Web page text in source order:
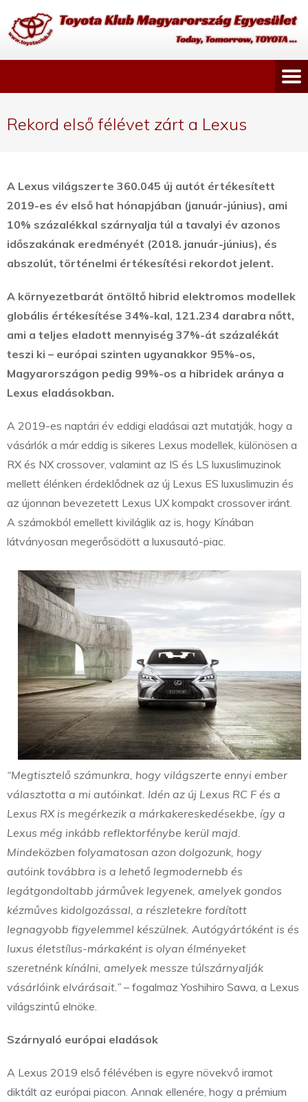
Rekord első félévet zárt a Lexus
A Lexus világszerte 360.045 új autót értékesített
2019-es év első hat hónapjában (január-június), ami
10% százalékkal szárnyalja túl a tavalyi év azonos
időszakának eredményét (2018. január-június), és
abszolút, történelmi értékesítési rekordot jelent.
A környezetbarát öntöltő hibrid elektromos modellek
globális értékesítése 34%-kal, 121.234 darabra nőtt,
ami a teljes eladott mennyiség 37%-át százalékát
teszi ki – európai szinten ugyanakkor 95%-os,
Magyarországon pedig 99%-os a hibridek aránya a
Lexus eladásokban.
A 2019-es naptári év eddigi eladásai azt mutatják, hogy a
vásárlók a már eddig is sikeres Lexus modellek, különösen a
RX és NX crossover, valamint az IS és LS luxuslimuzinok
mellett élénken érdeklődnek az új Lexus ES luxuslimuzin és
az újonnan bevezetett Lexus UX kompakt crossover iránt.
A számokból emellett kiviláglik az is, hogy Kínában
látványosan megerősödött a luxusautó-piac.
“Megtisztelő számunkra, hogy világszerte ennyi ember
választotta a mi autóinkat. Idén az új Lexus RC F és a
Lexus RX is megérkezik a márkakereskedésekbe, így a
Lexus még inkább reflektorfénybe kerül majd.
Mindeközben folyamatosan azon dolgozunk, hogy
autóink továbbra is a lehető legmodernebb és
legátgondoltabb járművek legyenek, amelyek gondos
kézműves kidolgozással, a részletekre fordított
legnagyobb figyelemmel készülnek. Autógyártóként is és
luxus életstílus-márkaként is olyan élményeket
szeretnénk kínálni, amelyek messze túlszárnyalják
vásárlóink elvárásait.” – fogalmaz Yoshihiro Sawa, a Lexus
világszintű elnöke.
Szárnyaló európai eladások
A Lexus 2019 első félévében is egyre növekvő iramot
diktált az európai piacon. Annak ellenére, hogy a prémium